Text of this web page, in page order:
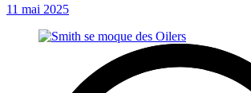
11 mai 2025